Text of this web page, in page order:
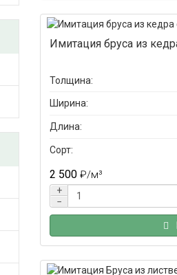
Имитация бруса из
Толщина:
Ширина:
Длина:
Сорт:
2 500 ₽/м³
+
−